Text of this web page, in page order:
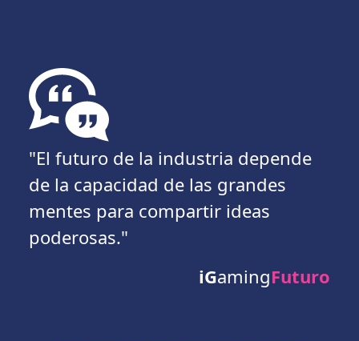
"El futuro de la industria depende
de la capacidad de las grandes
mentes para compartir ideas
poderosas."
iGamingFuturo